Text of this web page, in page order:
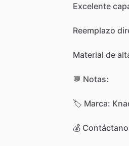
Excelente
Reemplazo
Material de
💬 Notas:
🏷️ Marca:
💰